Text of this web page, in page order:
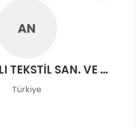
AN
ANGEL HALI TEKSTİL SAN. VE TİC. LTD. ŞTİ.
Türkı̇ye